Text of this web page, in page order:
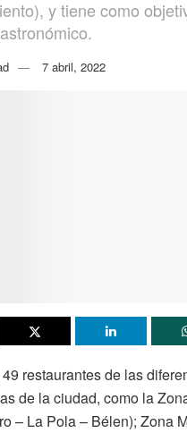
y tiene como
7 abril, 2022
restaurantes de las
de la ciudad, como la
– La Pola – Bélen); Zona